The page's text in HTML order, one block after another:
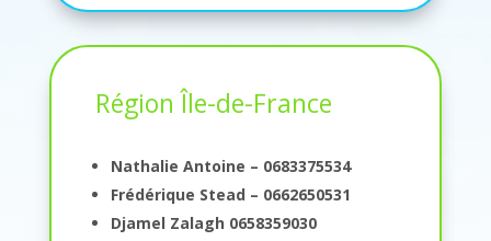
Région Île-de-France
Nathalie Antoine – 0683375534
Frédérique Stead – 0662650531
Djamel Zalagh 0658359030